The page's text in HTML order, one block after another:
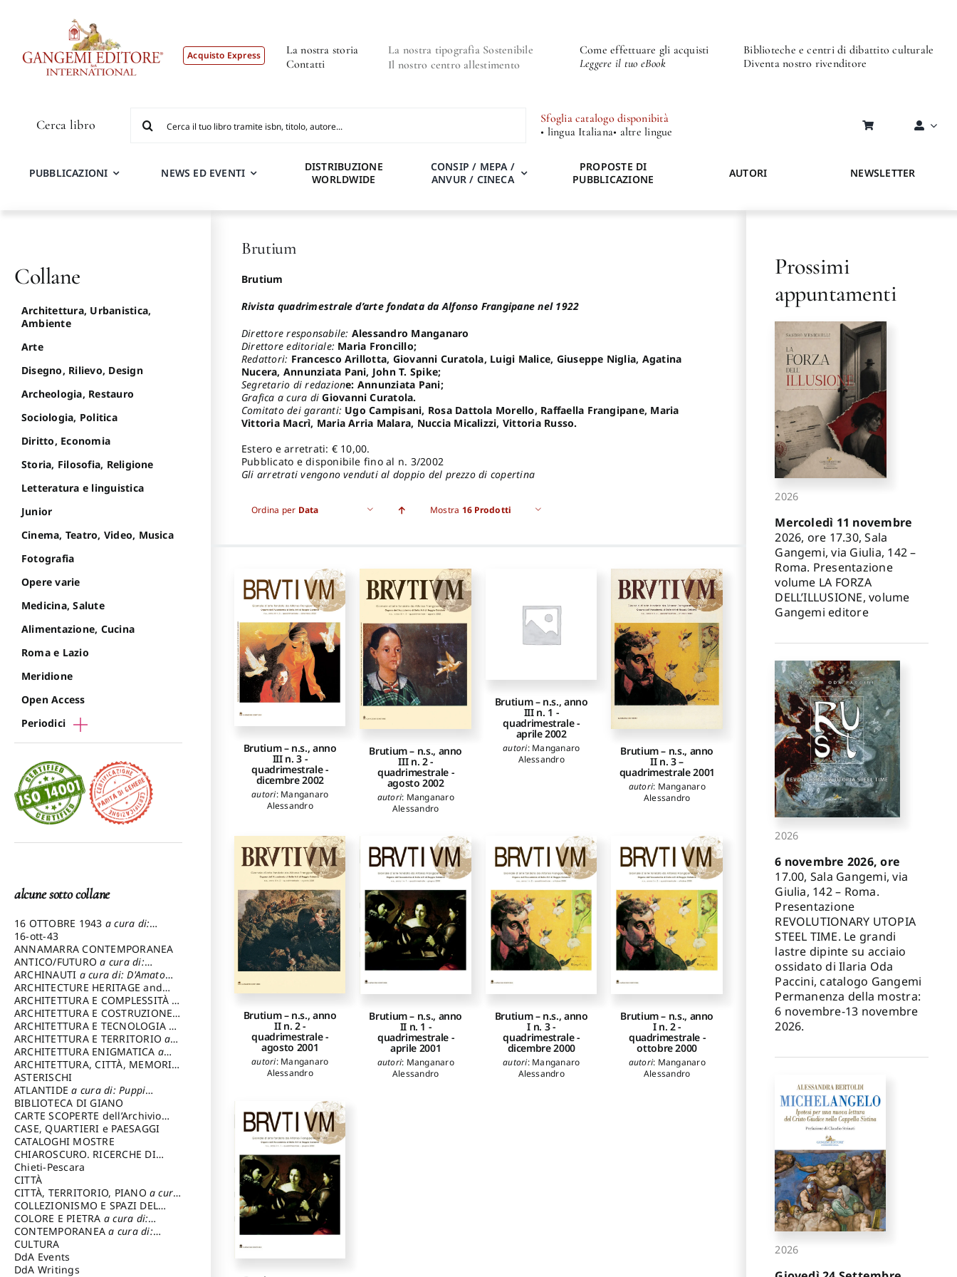
Acquisto Express
La nostra storia
Contatti
La nostra tipografia Sostenibile
Il nostro centro allestimento
Come effettuare gli acquisti
Leggere il tuo eBook
Biblioteche e centri di dibattito culturale
Diventa nostro rivenditore
Cerca libro
per:
Sfoglia catalogo disponibità
• lingua Italiana• altre lingue
PUBBLICAZIONI NEWS ED EVENTI
DISTRIBUZIONE
WORLDWIDE
CONSIP / MEPA /
ANVUR / CINECA
PROPOSTE DI
PUBBLICAZIONE
AUTORI NEWSLETTER
Brutium
Brutium
Rivista quadrimestrale d’arte fondata da Alfonso Frangipane nel 1922
Direttore responsabile: Alessandro Manganaro
Direttore editoriale: Maria Froncillo;
Redattori: Francesco Arillotta, Giovanni Curatola, Luigi Malice, Giuseppe Niglia, Agatina
Nucera, Annunziata Pani, John T. Spike;
Segretario di redazione: Annunziata Pani;
Grafica a cura di Giovanni Curatola.
Comitato dei garanti: Ugo Campisani, Rosa Dattola Morello, Raffaella Frangipane, Maria
Vittoria Macrì, Maria Arria Malara, Nuccia Micalizzi, Vittoria Russo.
Estero e arretrati: € 10,00.
Pubblicato e disponibile fino al n. 3/2002
Gli arretrati vengono venduti al doppio del prezzo di copertina
Ordina per Data Mostra 16 Prodotti
Brutium – n.s., anno
III n. 3 ­
quadrimestrale ­
dicembre 2002
autori: Manganaro
Alessandro
Brutium – n.s., anno
III n. 2 ­
quadrimestrale ­
agosto 2002
autori: Manganaro
Alessandro
Brutium – n.s., anno
III n. 1 ­
quadrimestrale ­
aprile 2002
autori: Manganaro
Alessandro
Brutium – n.s., anno
II n. 3 –
quadrimestrale 2001
autori: Manganaro
Alessandro
Brutium – n.s., anno
II n. 2 ­
quadrimestrale ­
agosto 2001
autori: Manganaro
Alessandro
Brutium – n.s., anno
II n. 1 ­
quadrimestrale ­
aprile 2001
autori: Manganaro
Alessandro
Brutium – n.s., anno
I n. 3 ­
quadrimestrale ­
dicembre 2000
autori: Manganaro
Alessandro
Brutium – n.s., anno
I n. 2 ­
quadrimestrale ­
ottobre 2000
autori: Manganaro
Alessandro
Collane
Architettura, Urbanistica,
Ambiente
Arte
Disegno, Rilievo, Design
Archeologia, Restauro
Sociologia, Politica
Diritto, Economia
Storia, Filosofia, Religione
Letteratura e linguistica
Junior
Cinema, Teatro, Video, Musica
Fotografia
Opere varie
Medicina, Salute
Alimentazione, Cucina
Roma e Lazio
Meridione
Open Access
Periodici
alcune sotto collane
16 OTTOBRE 1943 a cura di:
Pezzetti Marcello
16-ott-43
ANNAMARRA CONTEMPORANEA
ANTICO/FUTUROa cura di:
Varagnoli Claudio
ARCHINAUTI a cura di: D'Amato
Claudio
ARCHITECTURE HERITAGE and
DESIGN
ARCHITETTURA E COMPLESSITÀ a
cura di: Piva Antonio
ARCHITETTURA E COSTRUZIONEa
cura di: Poretti Sergio
ARCHITETTURA E TECNOLOGIA a
cura di: Carrara Gianfranco
ARCHITETTURA E TERRITORIOa
cura di: Pietrogrande Enrico
ARCHITETTURA ENIGMATICA a
cura di: Lenci Ruggero
ARCHITETTURA, CITTÀ, MEMORIA
a cura di: Valeriani Enrico
ASTERISCHI
ATLANTIDEa cura di: Puppi
Lionello
BIBLIOTECA DI GIANO
CARTE SCOPERTE dell’Archivio
Storico Capitolino
CASE, QUARTIERI e PAESAGGI
CATALOGHI MOSTRE
CHIAROSCURO. RICERCHE DI
STORIA E STORIA DELL'ARTE
cura di: Di Carpegna Falconieri
Tommaso
Chieti-Pescara
CITTÀ
CITTÀ, TERRITORIO, PIANO a cura
di: Imbesi Giuseppe
COLLEZIONISMO E SPAZI DEL
COLLEZIONISMO a cura di:
Magnani Lauro
COLORE E PIETRA a cura di:
Selvaggi Giuseppe
CONTEMPORANEAa cura di:
Gubinelli Luna
CULTURA
DdA Events
DdA Writings
Prossimi
appuntamenti
2026
Mercoledì 11 novembre
2026, ore 17.30, Sala
Gangemi, via Giulia, 142 –
Roma. Presentazione
volume LA FORZA
DELL’ILLUSIONE, volume
Gangemi editore
2026
6 novembre 2026, ore
17.00, Sala Gangemi, via
Giulia, 142 – Roma.
Presentazione
REVOLUTIONARY UTOPIA
STEEL TIME. Le grandi
lastre dipinte su acciaio
ossidato di Ilaria Oda
Paccini, catalogo Gangemi
Permanenza della mostra:
6 novembre-13 novembre
2026.
2026